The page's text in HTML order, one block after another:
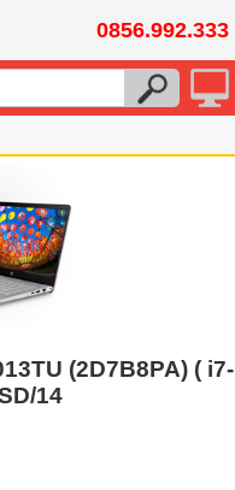
0856.992.333
(2D7B8PA) ( i7-
14